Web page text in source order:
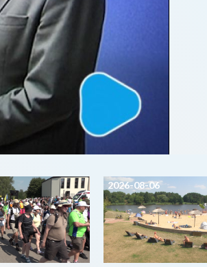
2026-08-06